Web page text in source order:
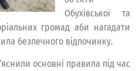
Обухівської та
громад аби нагадати
безпечного відпочинку.
основні правила під час